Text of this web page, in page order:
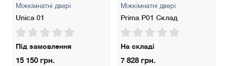
Міжкімнатні двері
Unica 01
Під замовлення
15 150 грн.
Міжкімнатні двері
Prima P01 Склад
На складі
7 828 грн.